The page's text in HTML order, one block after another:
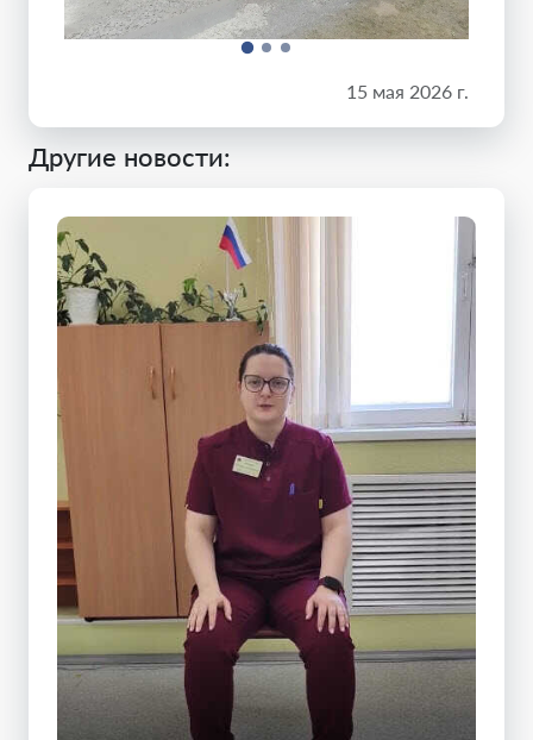
15 мая 2026 г.
Другие новости: